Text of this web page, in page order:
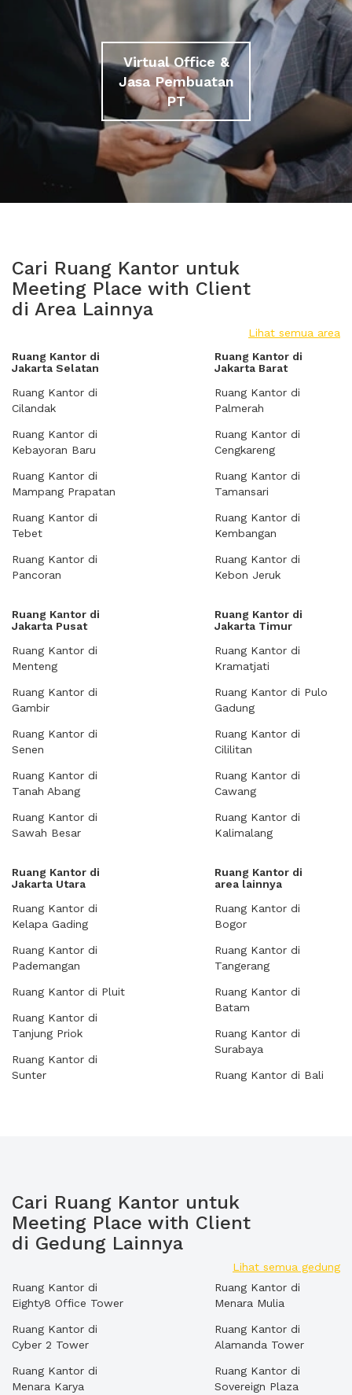
Virtual Office &
Jasa Pembuatan
PT
Cari Ruang Kantor untuk
Meeting Place with Client
di Area Lainnya
Lihat semua area
Ruang Kantor di
Jakarta Selatan
Ruang Kantor di
Cilandak
Ruang Kantor di
Kebayoran Baru
Ruang Kantor di
Mampang Prapatan
Ruang Kantor di
Tebet
Ruang Kantor di
Pancoran
Ruang Kantor di
Jakarta Barat
Ruang Kantor di
Palmerah
Ruang Kantor di
Cengkareng
Ruang Kantor di
Tamansari
Ruang Kantor di
Kembangan
Ruang Kantor di
Kebon Jeruk
Ruang Kantor di
Jakarta Pusat
Ruang Kantor di
Menteng
Ruang Kantor di
Gambir
Ruang Kantor di
Senen
Ruang Kantor di
Tanah Abang
Ruang Kantor di
Sawah Besar
Ruang Kantor di
Jakarta Timur
Ruang Kantor di
Kramatjati
Ruang Kantor di Pulo
Gadung
Ruang Kantor di
Cililitan
Ruang Kantor di
Cawang
Ruang Kantor di
Kalimalang
Ruang Kantor di
Jakarta Utara
Ruang Kantor di
Kelapa Gading
Ruang Kantor di
Pademangan
Ruang Kantor di Pluit
Ruang Kantor di
Tanjung Priok
Ruang Kantor di
Sunter
Ruang Kantor di
area lainnya
Ruang Kantor di
Bogor
Ruang Kantor di
Tangerang
Ruang Kantor di
Batam
Ruang Kantor di
Surabaya
Ruang Kantor di Bali
Cari Ruang Kantor untuk
Meeting Place with Client
di Gedung Lainnya
Lihat semua gedung
Ruang Kantor di
Eighty8 Office Tower
Ruang Kantor di
Cyber 2 Tower
Ruang Kantor di
Menara Karya
Ruang Kantor di
Menara Mulia
Ruang Kantor di
Alamanda Tower
Ruang Kantor di
Sovereign Plaza